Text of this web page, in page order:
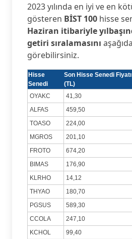
2023 yılında en iyi ve en
gösteren BİST 100 hisse
Haziran itibariyle
getiri sıralamasını
görebilirsiniz.
Hisse
Senedi
Son Hisse Senedi Fiyatı
(TL)
OYAKC
41,30
ALFAS
459,50
TOASO
224,00
MGROS
201,10
FROTO
674,20
BIMAS
176,90
KLRHO
14,12
THYAO
180,70
PGSUS
589,30
CCOLA
247,10
KCHOL
99,40